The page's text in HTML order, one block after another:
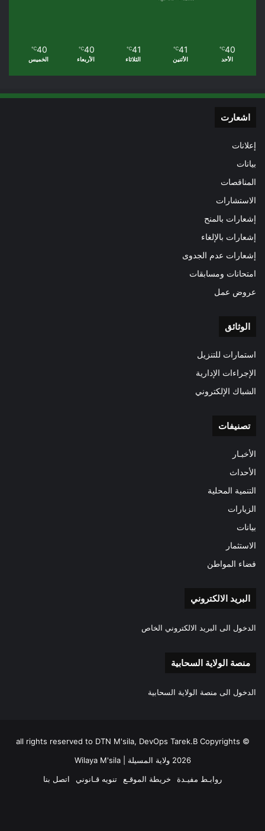
40
℃
الأحد
41
℃
الأثنين
41
℃
الثلاثاء
40
℃
الأربعاء
40
℃
الخميس
اشعارت
إعلانات
بيانات
المناقصات
الاستشارات
إشعارات بالمنح
إشعارات بالإلغاء
إشعارات عدم الجدوى
امتحانات ومسابقات
عروض عمل
الوثائق
استمارات للتنزيل
الإجراءات الإدارية
الشباك الإلكتروني
تصنيفات
الأخبـار
الأحداث
التنمية المحلية
الزيارات
بيانات
الاستثمار
فضاء المواطن
البريد الالكتروني
الدخول الى البريد الالكتروني الخاص
منصة الولاية السحابية
الدخول الى منصة الولاية السحابية
all rights reserved to DTN M'sila, DevOps Tarek.B Copyrights ©
2026 ولاية المسيلة | Wilaya M'sila
روابـط مفيـدة
خريطة الموقـع تنويه قـانوني اتصل بنا